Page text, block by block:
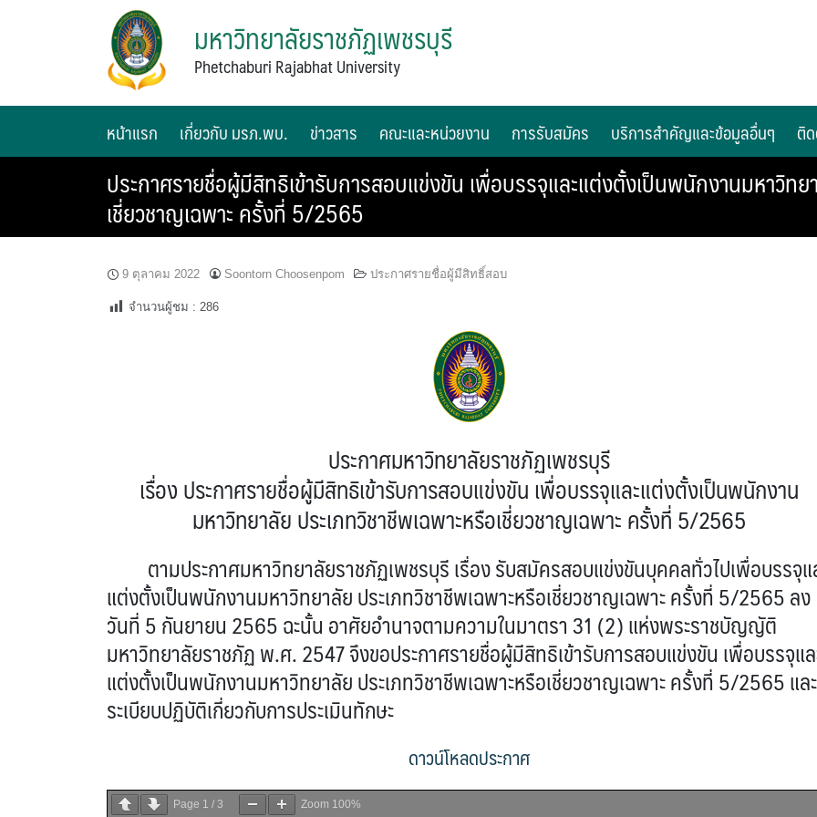
มหาวิทยาลัยราชภัฏเพชรบุรี
Phetchaburi Rajabhat University
หน้าแรก เกี่ยวกับ มรภ.พบ. ข่าวสาร คณะและหน่วยงาน การรับสมัคร บริการสำคัญและข้อมูลอื่นๆ ติ
ประกาศรายชื่อผู้มีสิทธิเข้ารับการสอบแข่งขัน เพื่อบรรจุและแต่งตั้งเป็นพนักงานมหาวิทย
เชี่ยวชาญเฉพาะ ครั้งที่ 5/2565
9 ตุลาคม 2022 Soontorn Choosenpom ประกาศรายชื่อผู้มีสิทธิ์สอบ
จำนวนผู้ชม : 286
ประกาศมหาวิทยาลัยราชภัฏเพชรบุรี
เรื่อง ประกาศรายชื่อผู้มีสิทธิเข้ารับการสอบแข่งขัน เพื่อบรรจุและแต่งตั้งเป็นพนักงาน
มหาวิทยาลัย ประเภทวิชาชีพเฉพาะหรือเชี่ยวชาญเฉพาะ ครั้งที่ 5/2565
ตามประกาศมหาวิทยาลัยราชภัฏเพชรบุรี เรื่อง รับสมัครสอบแข่งขันบุคคลทั่วไปเพื่อบรรจุแ
แต่งตั้งเป็นพนักงานมหาวิทยาลัย ประเภทวิชาชีพเฉพาะหรือเชี่ยวชาญเฉพาะ ครั้งที่ 5/2565 ลง
วันที่ 5 กันยายน 2565 ฉะนั้น อาศัยอำนาจตามความในมาตรา 31 (2) แห่งพระราชบัญญัติ
มหาวิทยาลัยราชภัฏ พ.ศ. 2547 จึงขอประกาศรายชื่อผู้มีสิทธิเข้ารับการสอบแข่งขัน เพื่อบรรจุแ
แต่งตั้งเป็นพนักงานมหาวิทยาลัย ประเภทวิชาชีพเฉพาะหรือเชี่ยวชาญเฉพาะ ครั้งที่ 5/2565 และ
ระเบียบปฏิบัติเกี่ยวกับการประเมินทักษะ
ดาวน์โหลดประกาศ
Page 1 / 3 Zoom 100%